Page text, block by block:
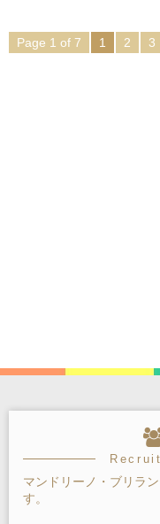
Page 1 of 7 1 2 3
マンドリーノ・ブリラ
す。